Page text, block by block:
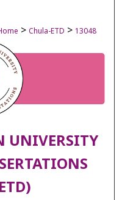
> Chula-ETD > 13048
UNIVERSITY